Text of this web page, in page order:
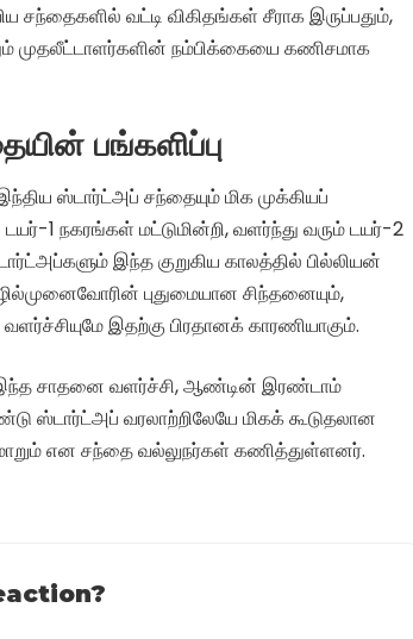
சந்தைகளில் வட்டி விகிதங்கள் சீராக இருப்பதும்,
முதலீட்டாளர்களின் நம்பிக்கையை கணிசமாக
பங்களிப்பு
ஸ்டார்ட்அப் சந்தையும் மிக முக்கியப்
டயர்-1 நகரங்கள் மட்டுமின்றி, வளர்ந்து வரும் டயர்-2
இந்த குறுகிய காலத்தில் பில்லியன்
புதுமையான சிந்தனையும்,
இதற்கு பிரதானக் காரணியாகும்.
இந்த சாதனை வளர்ச்சி, ஆண்டின் இரண்டாம்
ஸ்டார்ட்அப் வரலாற்றிலேயே மிகக் கூடுதலான
என சந்தை வல்லுநர்கள் கணித்துள்ளனர்.